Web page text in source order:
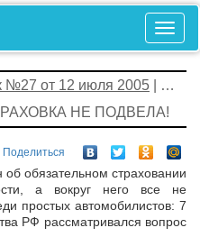
№27 от 12 июля 2005 | …
НЕ ПОДВЕЛА!
Поделиться
обязательном страховании
а вокруг него все не
простых автомобилистов: 7
РФ рассматривался вопрос